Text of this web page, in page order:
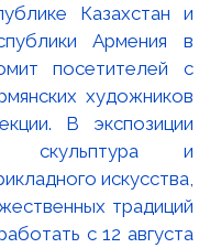
Казахстан и
Армения в
посетителей с
художников
В экспозиции
скульптура и
искусства,
традиций
с 12 августа